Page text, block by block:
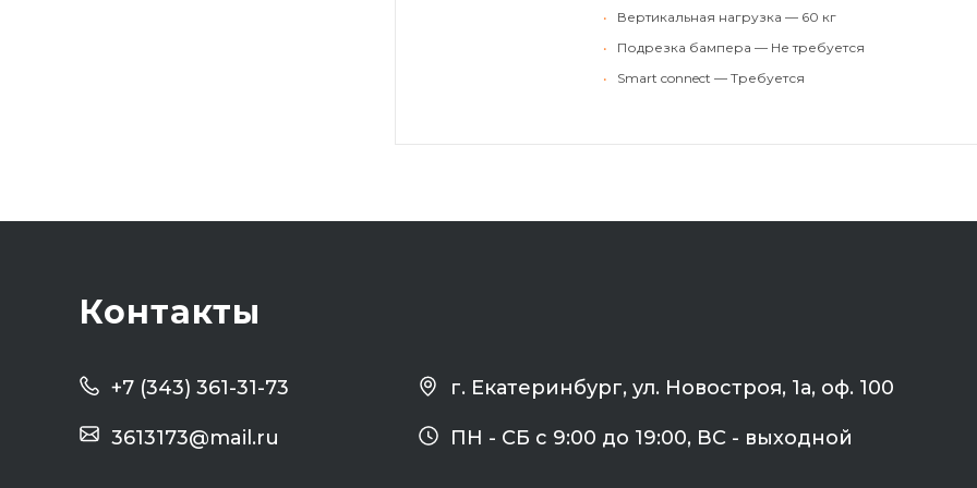
•
Вертикальная нагрузка — 60 кг
•
Подрезка бампера — Не требуется
•
Smart connect — Требуется
Контакты
+7 (343) 361-31-73 г. Екатеринбург, ул. Новостроя, 1а, оф. 100
3613173@mail.ru ПН - СБ с 9:00 до 19:00, ВС - выходной